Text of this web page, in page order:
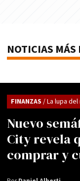
NOTICIAS MÁS
Nuevo
City revela
comprar y
FINANZAS / La lupa